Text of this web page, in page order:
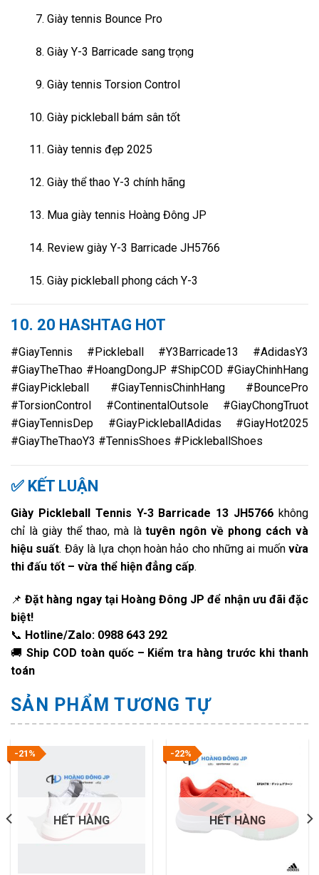
Giày tennis Bounce Pro
Giày Y-3 Barricade sang trọng
Giày tennis Torsion Control
Giày pickleball bám sân tốt
Giày tennis đẹp 2025
Giày thể thao Y-3 chính hãng
Mua giày tennis Hoàng Đông JP
Review giày Y-3 Barricade JH5766
Giày pickleball phong cách Y-3
10. 20 HASHTAG HOT
#GiayTennis #Pickleball #Y3Barricade13 #AdidasY3
#GiayTheThao #HoangDongJP #ShipCOD #GiayChinhHang
#GiayPickleball #GiayTennisChinhHang #BouncePro
#TorsionControl #ContinentalOutsole #GiayChongTruot
#GiayTennisDep #GiayPickleballAdidas #GiayHot2025
#GiayTheThaoY3 #TennisShoes #PickleballShoes
✅ KẾT LUẬN
Giày Pickleball Tennis Y-3 Barricade 13 JH5766 không
chỉ là giày thể thao, mà làtuyên ngôn về phong cách và
hiệu suất. Đây là lựa chọn hoàn hảo cho những ai muốnvừa
thi đấu tốt – vừa thể hiện đẳng cấp.
📌Đặt hàng ngay tại Hoàng Đông JP để nhận ưu đãi đặc
biệt!
📞 Hotline/Zalo: 0988 643 292
🚚 Ship COD toàn quốc – Kiểm tra hàng trước khi thanh
toán
SẢN PHẨM TƯƠNG TỰ
-21%
HẾT HÀNG
-22%
HẾT HÀNG